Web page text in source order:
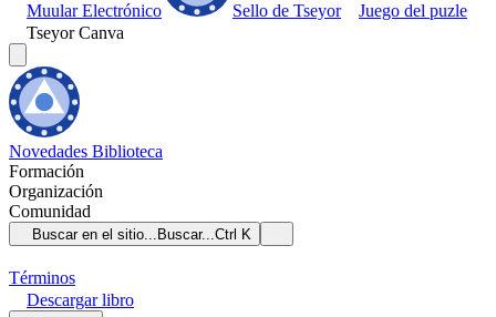
Muular Electrónico Sello de Tseyor
Juego del puzle
Tseyor Canva
Novedades Biblioteca
Formación
Organización
Comunidad
Buscar en el sitio... Buscar...Ctrl K
Términos
Descargarlibro